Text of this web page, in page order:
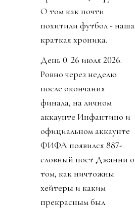
О том как почти
похитили футбол - наша
краткая хроника.
День 0. 26 июля 2026.
Ровно через неделю
после окончания
финала, на личном
аккаунте Инфантино и
официальном аккаунте
ФИФА появился 887-
словный пост Джанни о
том, как ничтожны
хейтеры и каким
прекрасным был